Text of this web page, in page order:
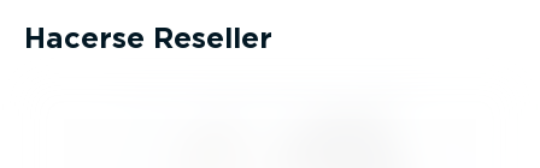
Hacerse Reseller